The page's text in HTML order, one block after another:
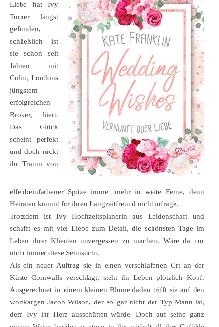
Liebe hat Ivy
Turner längst
gefunden,
schließlich ist
sie schon seit
Jahren mit
Colin, Londons
jüngstem
erfolgreichen
Broker, liiert.
Das Glück
scheint perfekt
und doch rückt
ihr Traum von
elfenbeinfarbener Spitze immer mehr in weite Ferne, denn
Heiraten kommt für ihren Langzeitfreund nicht infrage.
Trotzdem ist Ivy Hochzeitsplanerin aus Leidenschaft und
schafft es mit viel Liebe zum Detail, die schönsten Tage im
Leben ihrer Klienten unvergessen zu machen. Wäre da nur
nicht immer diese Sehnsucht.
Als ein neuer Auftrag sie in einen verschlafenen Ort an der
Küste Cornwalls verschlägt, steht ihr Leben plötzlich Kopf.
Ausgerechnet in einem kleinen Blumenladen trifft sie auf den
wortkargen Jacob Wilson, der so gar nicht der Typ Mann ist,
dem Ivy ihr Herz ausschütten würde. Doch auf seine ganz